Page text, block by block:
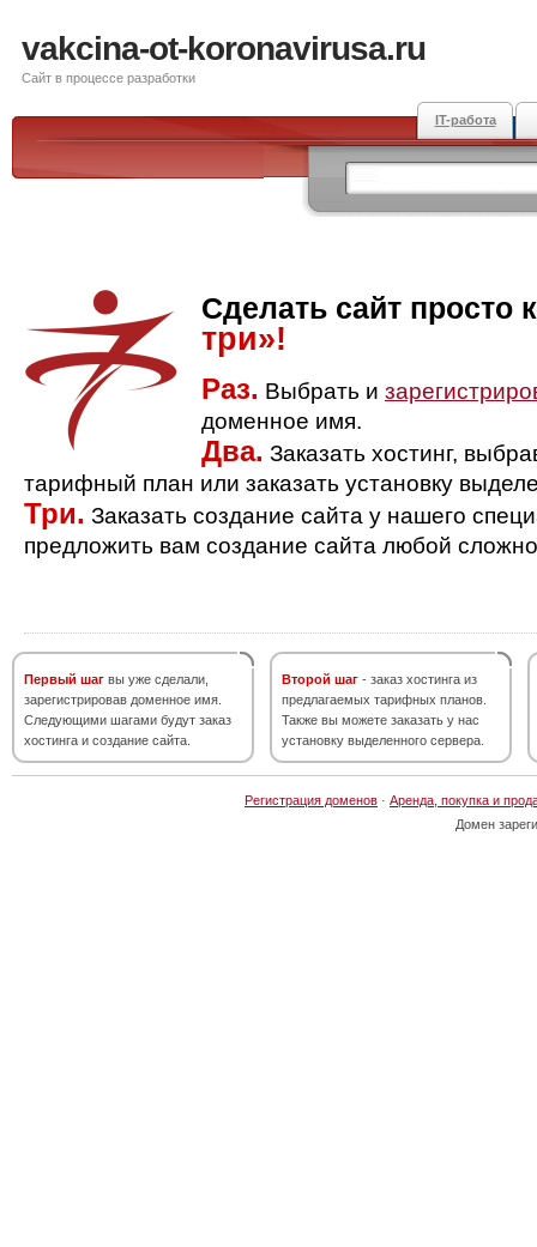
vakcina-ot-koronavirusa.ru
Сайт в процессе разработки
IT-работа
Сделать сайт просто
три»!
Раз. Выбрать и
доменное имя.
Два. Заказать хостинг,
тарифный план или заказать установку
Три. Заказать создание сайта у нашего
предложить вам создание сайта любой
Первый шаг вы уже сделали,
зарегистрировав доменное имя.
Следующими шагами будут заказ
хостинга и создание сайта.
Второй шаг - заказ хостинга из
предлагаемых тарифных планов.
Также вы можете заказать у нас
установку выделенного сервера.
Регистрация доменов · Аренда, покупка и
Домен